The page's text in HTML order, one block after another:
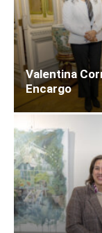
Valentina
Encargo